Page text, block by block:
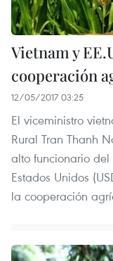
Vietnam y
cooperación
12/05/2017 03:25
El viceministro
Rural Tran Thanh
alto funcionario
Estados Unidos
la cooperación